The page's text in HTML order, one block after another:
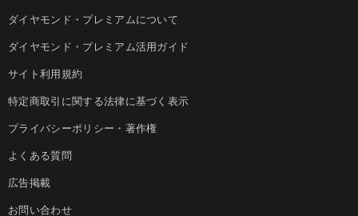
ダイヤモンド・プレミアムについて
ダイヤモンド・プレミアム活用ガイド
サイト利用規約
特定商取引に関する法律に基づく表示
プライバシーポリシー・著作権
よくある質問
広告掲載
お問い合わせ